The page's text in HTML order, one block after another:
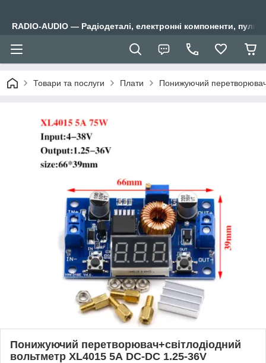
RADIO-AUDIO — Радіодеталі, електронні компоненти,
Товари та послуги Плати Понижуючий
Понижуючий перетворювач+світлодіодний
вольтметр XL4015 5А DC-DC 1.25-36V